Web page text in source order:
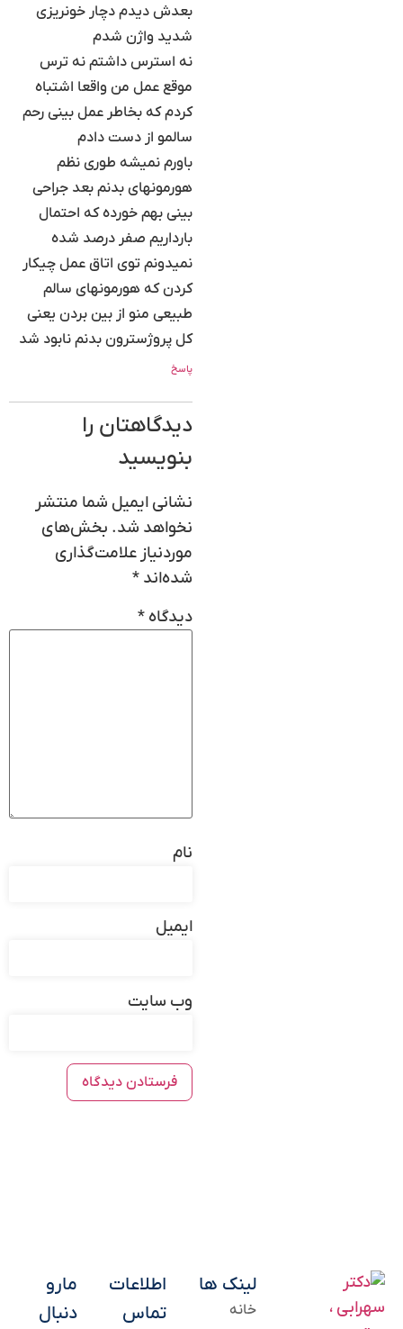
بعدش دیدم دچار خونریزی
شدید واژن شدم
نه استرس داشتم نه ترس
موقع عمل من واقعا اشتباه
کردم که بخاطر عمل بینی رحم
سالمو از دست دادم
باورم نمیشه طوری نظم
هورمونهای بدنم بعد جراحی
بینی بهم خورده که احتمال
بارداریم صفر درصد شده
نمیدونم توی اتاق عمل چیکار
کردن که هورمونهای سالم
طبیعی منو از بین بردن یعنی
کل پروژسترون بدنم نابود شد
پاسخ
دیدگاهتان را
بنویسید
نشانی ایمیل شما منتشر
نخواهد شد. بخش‌های
موردنیاز علامت‌گذاری
شده‌اند *
دیدگاه *
نام
ایمیل
وب‌ سایت
لینک ها
خانه
اطلاعات
تماس
مارو
دنبال